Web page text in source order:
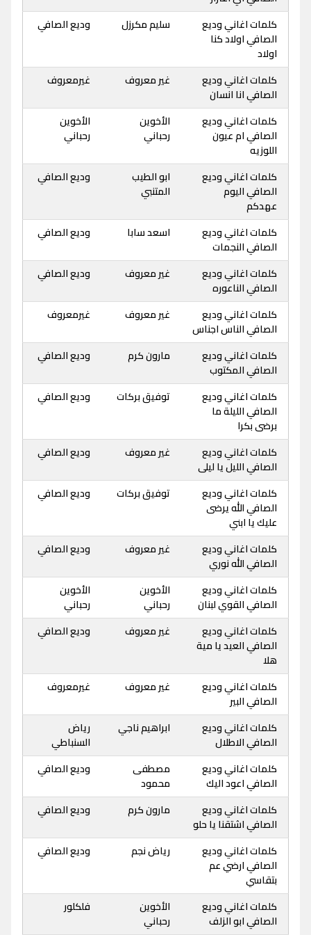
كلمات اغاني وديع
الصافي اولاد كنا
اولاد
سليم مكرزل وديع الصافي
كلمات اغاني وديع
الصافي انا انسان
غير معروف غيرمعروف
كلمات اغاني وديع
الصافي ام عيون
اللوزيه
الأخوين
رحباني
الأخوين
رحباني
كلمات اغاني وديع
الصافي اليوم
عهدكم
ابو الطيب
المتنبي
وديع الصافي
كلمات اغاني وديع
الصافي النجمات
اسعد سابا وديع الصافي
كلمات اغاني وديع
الصافي الناعوره
غير معروف وديع الصافي
كلمات اغاني وديع
الصافي الناس اجناس
غير معروف غيرمعروف
كلمات اغاني وديع
الصافي المكتوب
مارون كرم وديع الصافي
كلمات اغاني وديع
الصافي الليلة ما
برضى بكرا
توفيق بركات وديع الصافي
كلمات اغاني وديع
الصافي الليل يا ليلى
غير معروف وديع الصافي
كلمات اغاني وديع
الصافي الله يرضى
عليك يا ابني
توفيق بركات وديع الصافي
كلمات اغاني وديع
الصافي الله نوري
غير معروف وديع الصافي
كلمات اغاني وديع
الصافي القوي لبنان
الأخوين
رحباني
الأخوين
رحباني
كلمات اغاني وديع
الصافي العيد يا مية
هلا
غير معروف وديع الصافي
كلمات اغاني وديع
الصافي البير
غير معروف غيرمعروف
كلمات اغاني وديع
الصافي الاطلال
ابراهيم ناجي
رياض
السنباطي
كلمات اغاني وديع
الصافي اعود اليك
مصطفى
محمود
وديع الصافي
كلمات اغاني وديع
الصافي اشتقنا يا حلو
مارون كرم وديع الصافي
كلمات اغاني وديع
الصافي ارضي عم
بتقاسي
رياض نجم وديع الصافي
كلمات اغاني وديع
الصافي ابو الزلف
الأخوين
رحباني
فلكلور